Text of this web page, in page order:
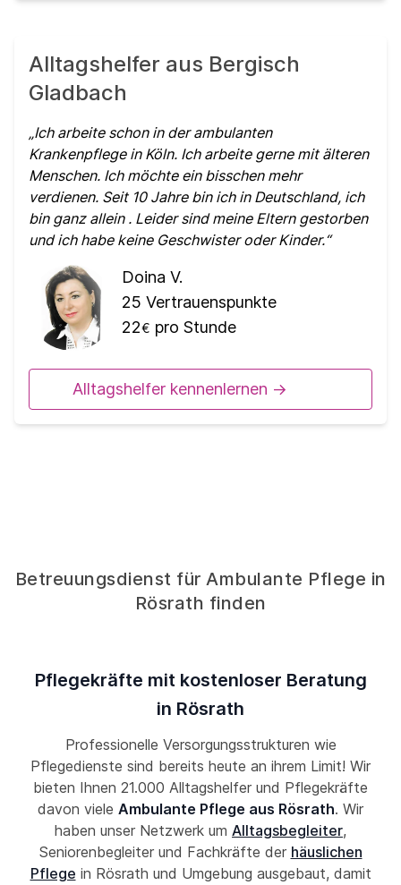
Alltagshelfer aus Bergisch
Gladbach
Ich arbeite schon in der ambulanten
Krankenpflege in Köln. Ich arbeite gerne mit älteren
Menschen. Ich möchte ein bisschen mehr
verdienen. Seit 10 Jahre bin ich in Deutschland, ich
bin ganz allein . Leider sind meine Eltern gestorben
und ich habe keine Geschwister oder Kinder.
Doina V.
25 Vertrauenspunkte
22€ pro Stunde
Alltagshelfer kennenlernen ->
Betreuungsdienst für Ambulante Pflege in
Rösrath finden
Pflegekräfte mit kostenloser Beratung
in Rösrath
Professionelle Versorgungsstrukturen wie
Pflegedienste sind bereits heute an ihrem Limit! Wir
bieten Ihnen 21.000 Alltagshelfer und Pflegekräfte
davon viele Ambulante Pflege aus Rösrath. Wir
haben unser Netzwerk um Alltagsbegleiter,
Seniorenbegleiter und Fachkräfte der häuslichen
Pflege in Rösrath und Umgebung ausgebaut, damit